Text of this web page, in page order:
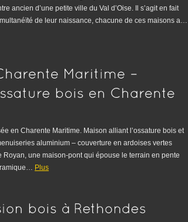
ancien d’une petite ville du Val d’Oise. Il s’agit en fait
de leur naissance, chacune de ces maisons a…
en Charente Maritime. Maison alliant l’ossature bois et
aluminium – couverture en ardoises vertes
Royan, une maison-pont qui épouse le terrain en pente
Plus